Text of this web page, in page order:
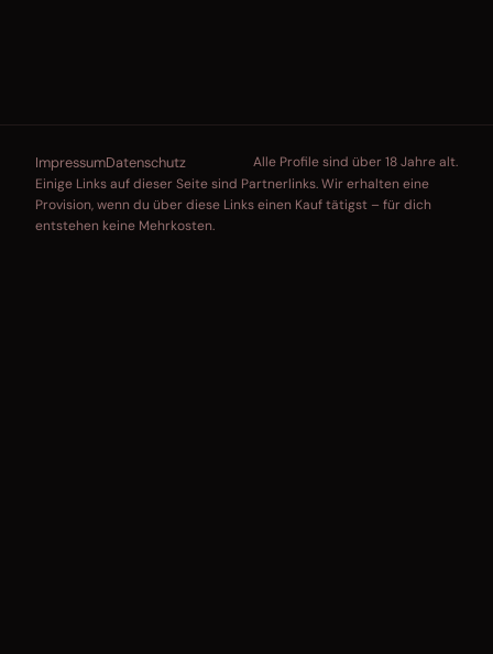
ImpressumDatenschutz
Alle Profile sind über 18 Jahre alt.
Einige Links auf dieser Seite sind Partnerlinks. Wir erhalten eine
Provision, wenn du über diese Links einen Kauf tätigst – für dich
entstehen keine Mehrkosten.